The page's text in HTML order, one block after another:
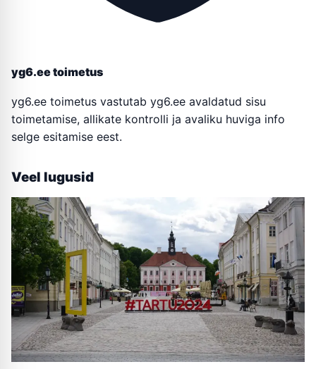
yg6.ee toimetus
yg6.ee toimetus vastutab yg6.ee avaldatud sisu
toimetamise, allikate kontrolli ja avaliku huviga info
selge esitamise eest.
Veel lugusid